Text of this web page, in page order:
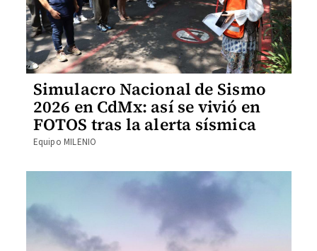
Simulacro Nacional de Sismo
2026 en CdMx: así se vivió en
FOTOS tras la alerta sísmica
Equipo MILENIO